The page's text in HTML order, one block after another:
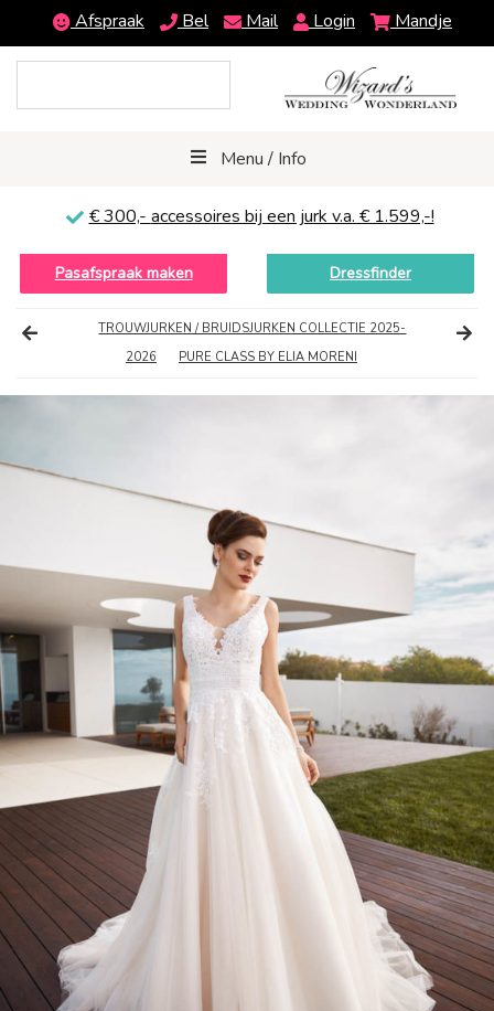
Afspraak Bel Mail Login Mandje
Menu / Info
€ 300,- accessoires bij een jurk v.a. € 1.599,-!
Pasafspraak maken Dressfinder
TROUWJURKEN / BRUIDSJURKEN COLLECTIE 2025-
2026
PURE CLASS BY ELIA MORENI